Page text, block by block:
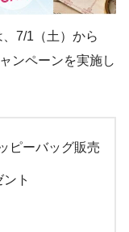
7/1（土）から
ンペーンを実施し
ピーバッグ販売
ト